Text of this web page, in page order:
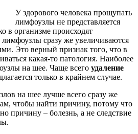
У здорового человека прощупать
лимфоузлы не представляется
в организме происходят
сразу же увеличиваются
Это верный признак того, что в
какая-то патология. Наиболее
на шее. Чаще всего удаление
только в крайнем случае.
на шее лучше всего сразу же
чтобы найти причину, потому что
причину – болезнь, а не следствие